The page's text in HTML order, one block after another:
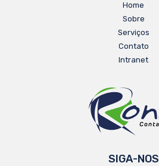
Home
Sobre
Serviços
Contato
Intranet
SIGA-NOS